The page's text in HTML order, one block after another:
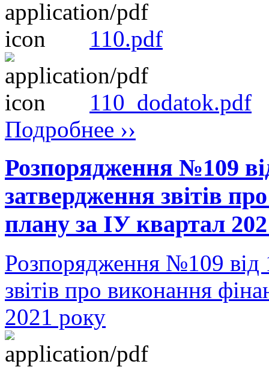
110.pdf
110_dodatok.pdf
Подробнее ››
Розпорядження №109
затвердження звітів
плану за ІУ квартал
Розпорядження №109 від
звітів про виконання
2021 року